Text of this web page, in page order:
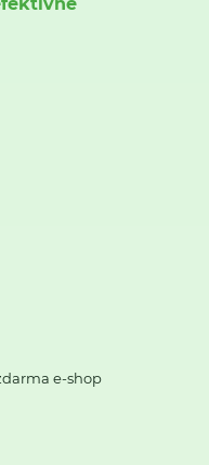
e-shop